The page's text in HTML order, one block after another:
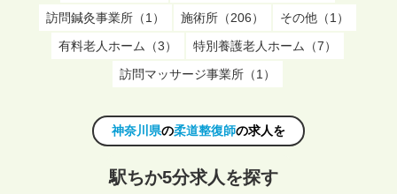
訪問鍼灸事業所（1）
施術所（206）
その他（1）
有料老人ホーム（3）
特別養護老人ホーム（7）
訪問マッサージ事業所（1）
神奈川県の柔道整復師の求人を
駅ちか5分求人を探す